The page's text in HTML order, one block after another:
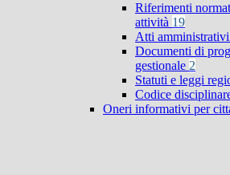
Riferimenti
attività 19
Atti
Documenti di
gestionale 2
Statuti e leggi
Codice
Oneri informativi per